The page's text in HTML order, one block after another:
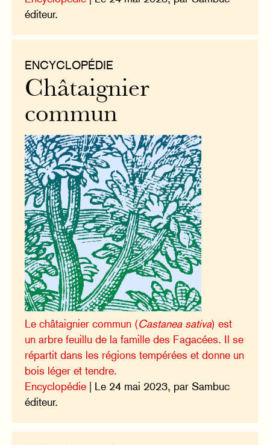
éditeur.
ENCYCLOPÉDIE
Châtaignier
commun
Le châtaignier commun (Castanea sativa) est
un arbre feuillu de la famille des Fagacées. Il se
répartit dans les régions tempérées et donne un
bois léger et tendre.
Encyclopédie | Le 24 mai 2023, par Sambuc
éditeur.